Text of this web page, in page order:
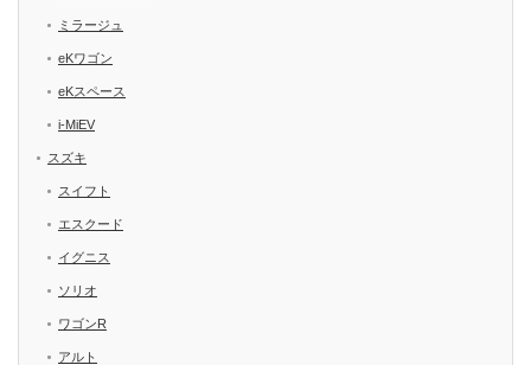
ミラージュ
eKワゴン
eKスペース
i-MiEV
スズキ
スイフト
エスクード
イグニス
ソリオ
ワゴンR
アルト